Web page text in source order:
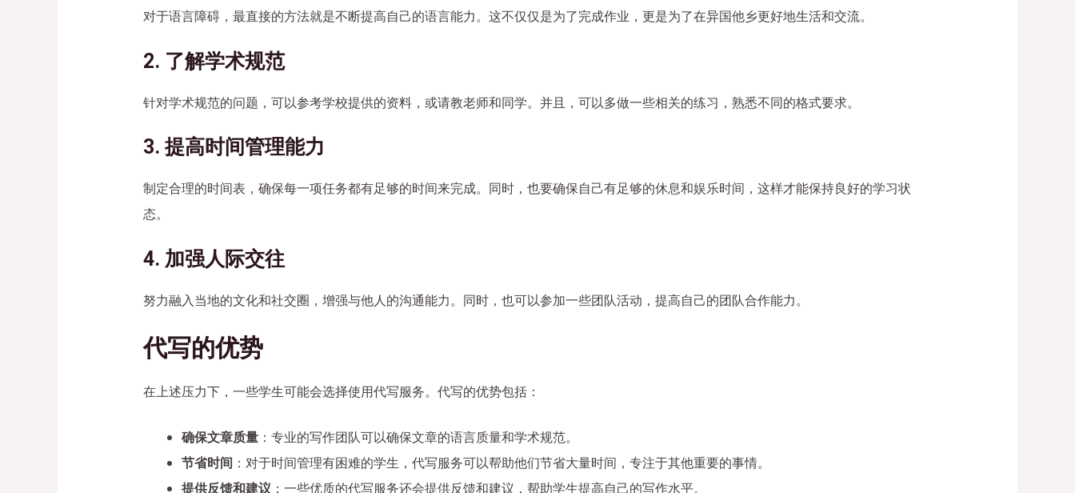
对于语言障碍，最直接的方法就是不断提高自己的语言能力。这不仅仅是为了完成作业，更是为了在异国他乡更好地生活和交流。
2. 了解学术规范
针对学术规范的问题，可以参考学校提供的资料，或请教老师和同学。并且，可以多做一些相关的练习，熟悉不同的格式要求。
3. 提高时间管理能力
制定合理的时间表，确保每一项任务都有足够的时间来完成。同时，也要确保自己有足够的休息和娱乐时间，这样才能保持良好的学习状
态。
4. 加强人际交往
努力融入当地的文化和社交圈，增强与他人的沟通能力。同时，也可以参加一些团队活动，提高自己的团队合作能力。
代写的优势
在上述压力下，一些学生可能会选择使用代写服务。代写的优势包括：
确保文章质量：专业的写作团队可以确保文章的语言质量和学术规范。
节省时间 ：对于时间管理有困难的学生，代写服务可以帮助他们节省大量时间，专注于其他重要的事情。
提供反馈和建议 ：一些优质的代写服务还会提供反馈和建议，帮助学生提高自己的写作水平。